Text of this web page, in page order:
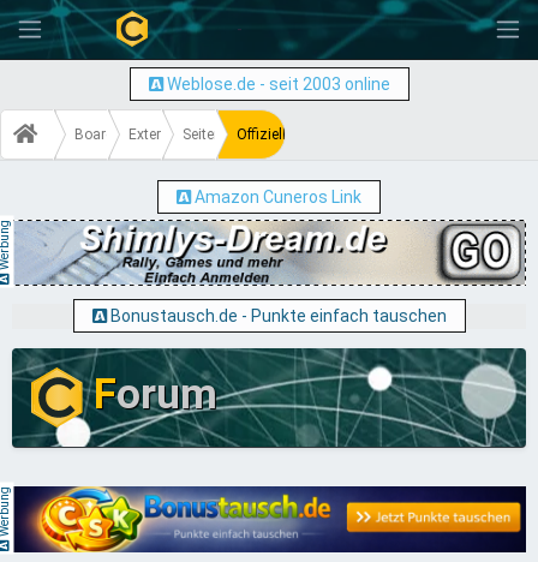
-
Weblose.de - seit 2003 online
Board Externe Cuneros Seiten
Seitenvorstellungen
Offizieller Weblose.fun Thread
Amazon Cuneros Link
Bonustausch.de - Punkte einfach tauschen
Forum